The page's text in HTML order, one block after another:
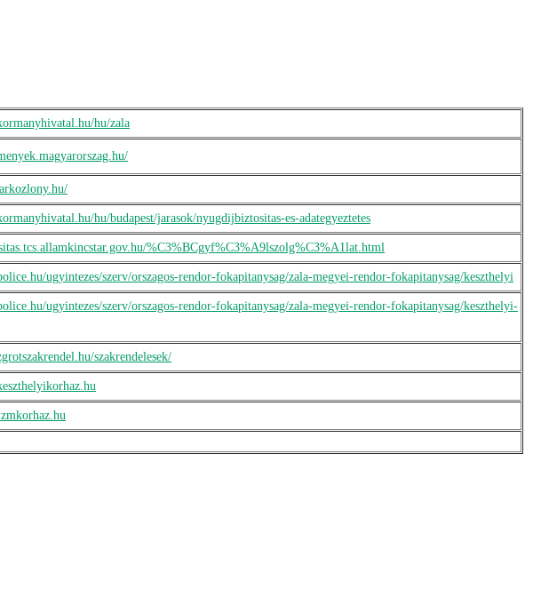
hu/zala
hu/budapest/jarasok/nyugdijbiztositas-es-adategyeztetes
%C3%BCgyf%C3%A9lszolg%C3%A1lat.html
ugyintezes/szerv/orszagos-rendor-fokapitanysag/zala-megyei-rendor-fokapitanysag/keszthelyi
ugyintezes/szerv/orszagos-rendor-fokapitanysag/zala-megyei-rendor-fokapitanysag/keszthelyi-
szakrendelesek/